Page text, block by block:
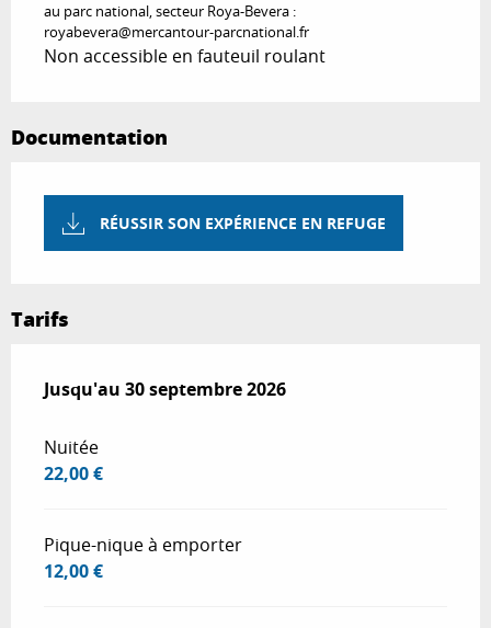
au parc national, secteur Roya-Bevera :
royabevera@mercantour-parcnational.fr
Non accessible en fauteuil roulant
Documentation
RÉUSSIR SON EXPÉRIENCE EN REFUGE
Tarifs
Du5 juin 2026au30 septembre 2026
Jusqu'au 30 septembre 2026
Nuitée
22,00 €
Pique-nique à emporter
12,00 €